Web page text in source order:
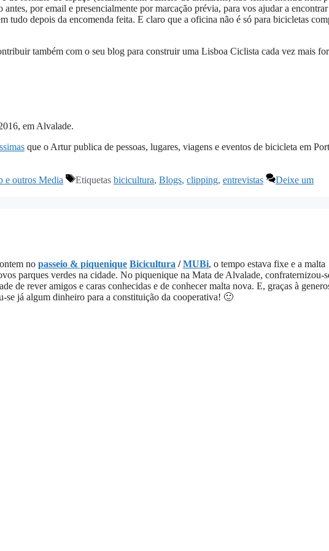
por email e presencialmente por marcação prévia, para vos ajudar a
tudo depois da encomenda feita. E claro que a oficina não é só para bicicletas
também com o seu blog para construir uma Lisboa Ciclista cada vez mais
em Alvalade.
que o Artur publica de pessoas, lugares, viagens e eventos de bicicleta em
e outros Media Etiquetas bicicultura, Blogs, clipping, entrevistas
Deixe um
no passeio & piquenique Bicicultura /MUBi, o tempo estava fixe e a malta
parques verdes na cidade. No piquenique na Mata de Alvalade, confraternizou-
de rever amigos e caras conhecidas e de conhecer malta nova. E, graças à
se já algum dinheiro para a constituição da cooperativa! 🙂